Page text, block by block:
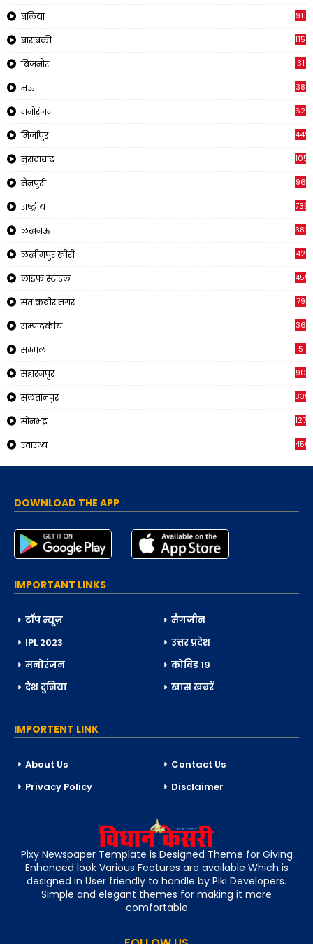
बलिया 911
बाराबंकी 1150
बिजनौर 31
मऊ 38
मनोरंजन 620
मिर्जापुर 442
मुरादाबाद 1057
मैनपुरी 96
राष्ट्रीय 7353
लखनऊ
लखीमपुर खीरी 42
लाइफ स्टाइल 455
संत कबीर नगर 79
सम्पादकीय 36
सम्भल 5
सहारनपुर 90
सुलतानपुर 335
सोनभद्र 1270
स्वास्थ्य 450
DOWNLOAD THE APP
IMPORTANT LINKS
टॉप न्यूज़
मैगजीन
IPL 2023
उत्तर प्रदेश
मनोरंजन
कोविड 19
देश दुनिया
खास खबरें
IMPORTENT LINK
About Us
Contact Us
Privacy Policy
Disclaimer
Pixy Newspaper Template is Designed Theme for Giving
Enhanced look Various Features are available Which is
designed in User friendly to handle by Piki Developers.
Simple and elegant themes for making it more
comfortable